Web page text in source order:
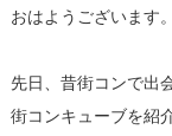
おはようございます。
先日、昔街コンで出
街コンキューブを紹